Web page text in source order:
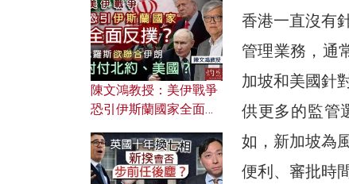
香港一直沒有
管理業務，通
加坡和美國針
供更多的監管
如，新加坡為
便利、審批時
文之美？ 日常寫作如何
應用？
陳文鴻教授：美伊戰爭
恐引伊斯蘭國家全面反
對付北約美國？